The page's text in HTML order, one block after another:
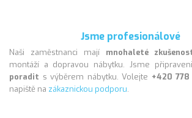
Jsme profesionálové
Naši zaměstnanci mají mnohaleté
montáží a dopravou nábytku. Jsme
poradit s výběrem nábytku. Volejte +420
napiště na zákaznickou podporu.